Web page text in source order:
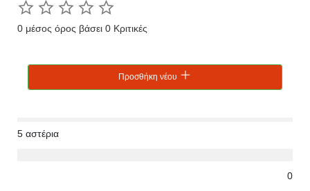
0 μέσος όρος βάσει 0 Κριτικές
Προσθήκη νέου
5 αστέρια
0